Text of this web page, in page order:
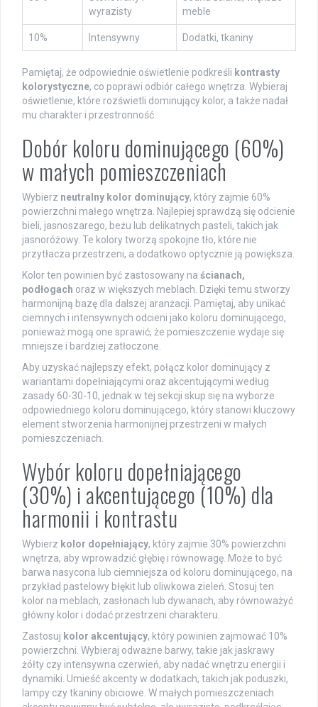
wyrazisty
meble
10% Intensywny Dodatki, tkaniny
Pamiętaj, że odpowiednie oświetlenie podkreśli kontrasty
kolorystyczne, co poprawi odbiór całego wnętrza. Wybieraj
oświetlenie, które rozświetli dominujący kolor, a także nadał
mu charakter i przestronność.
Dobór koloru dominującego (60%)
w małych pomieszczeniach
Wybierz neutralny kolor dominujący, który zajmie 60%
powierzchni małego wnętrza. Najlepiej sprawdzą się odcienie
bieli, jasnoszarego, beżu lub delikatnych pasteli, takich jak
jasnoróżowy. Te kolory tworzą spokojne tło, które nie
przytłacza przestrzeni, a dodatkowo optycznie ją powiększa.
Kolor ten powinien być zastosowany na ścianach,
podłogach oraz w większych meblach. Dzięki temu stworzy
harmonijną bazę dla dalszej aranżacji. Pamiętaj, aby unikać
ciemnych i intensywnych odcieni jako koloru dominującego,
ponieważ mogą one sprawić, że pomieszczenie wydaje się
mniejsze i bardziej zatłoczone.
Aby uzyskać najlepszy efekt, połącz kolor dominujący z
wariantami dopełniającymi oraz akcentującymi według
zasady 60-30-10, jednak w tej sekcji skup się na wyborze
odpowiedniego koloru dominującego, który stanowi kluczowy
element stworzenia harmonijnej przestrzeni w małych
pomieszczeniach.
Wybór koloru dopełniającego
(30%) i akcentującego (10%) dla
harmonii i kontrastu
Wybierz kolor dopełniający, który zajmie 30% powierzchni
wnętrza, aby wprowadzić głębię i równowagę. Może to być
barwa nasycona lub ciemniejsza od koloru dominującego, na
przykład pastelowy błękit lub oliwkowa zieleń. Stosuj ten
kolor na meblach, zasłonach lub dywanach, aby równoważyć
główny kolor i dodać przestrzeni charakteru.
Zastosuj kolor akcentujący, który powinien zajmować 10%
powierzchni. Wybieraj odważne barwy, takie jak jaskrawy
żółty czy intensywna czerwień, aby nadać wnętrzu energii i
dynamiki. Umieść akcenty w dodatkach, takich jak poduszki,
lampy czy tkaniny obiciowe. W małych pomieszczeniach